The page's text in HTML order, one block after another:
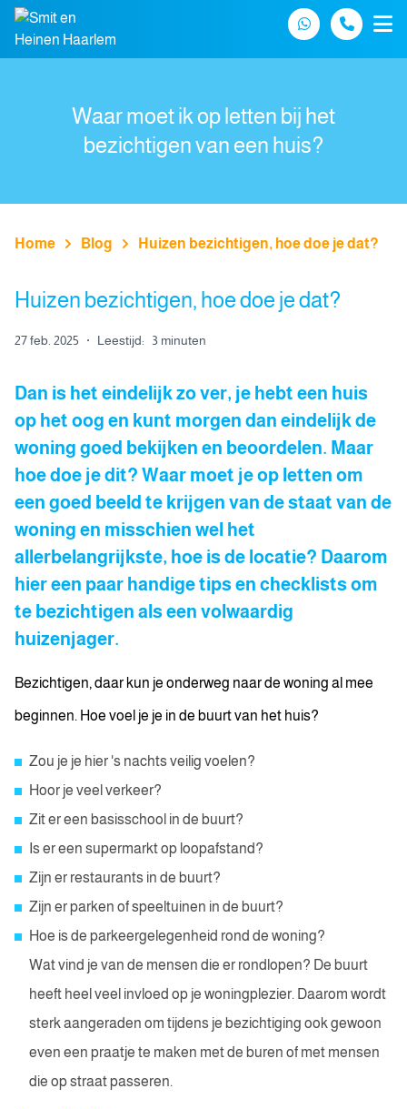
Spring naar inhoud
Waar moet ik op letten bij het
bezichtigen van een huis?
Home Blog Huizen bezichtigen, hoe doe je dat?
Huizen bezichtigen, hoe doe je dat?
27 feb. 2025 · Leestijd: 3 minuten
Dan is het eindelijk zo ver, je hebt een huis
op het oog en kunt morgen dan eindelijk de
woning goed bekijken en beoordelen. Maar
hoe doe je dit? Waar moet je op letten om
een goed beeld te krijgen van de staat van de
woning en misschien wel het
allerbelangrijkste, hoe is de locatie? Daarom
hier een paar handige tips en checklists om
te bezichtigen als een volwaardig
huizenjager.
Bezichtigen, daar kun je onderweg naar de woning al mee
beginnen. Hoe voel je je in de buurt van het huis?
Zou je je hier 's nachts veilig voelen?
Hoor je veel verkeer?
Zit er een basisschool in de buurt?
Is er een supermarkt op loopafstand?
Zijn er restaurants in de buurt?
Zijn er parken of speeltuinen in de buurt?
Hoe is de parkeergelegenheid rond de woning?
Wat vind je van de mensen die er rondlopen? De buurt
heeft heel veel invloed op je woningplezier. Daarom wordt
sterk aangeraden om tijdens je bezichtiging ook gewoon
even een praatje te maken met de buren of met mensen
die op straat passeren.